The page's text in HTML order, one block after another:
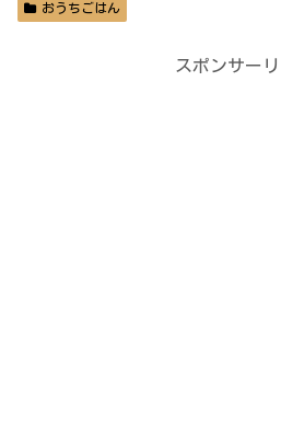
おうちごはん
スポンサー